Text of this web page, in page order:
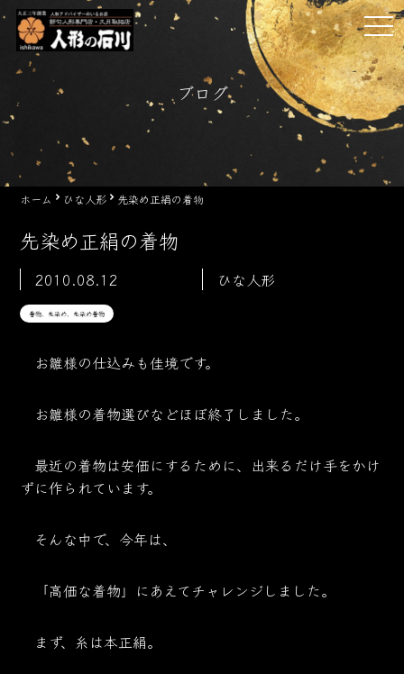
Skip
content
ブログ
ホーム ひな人形 先染め正絹の着物
先染め正絹の着物
2010.08.12 ひな人形
着物、先染め、先染め着物
お雛様の仕込みも佳境です。
お雛様の着物選びなどほぼ終了しました。
最近の着物は安価にするために、出来るだけ手をかけ
ずに作られています。
そんな中で、今年は、
「高価な着物」にあえてチャレンジしました。
まず、糸は本正絹。